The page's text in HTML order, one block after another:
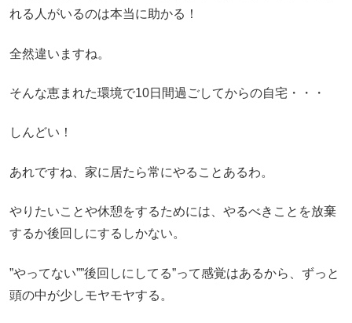
れる人がいるのは本当に助かる！
全然違いますね。
そんな恵まれた環境で10日間過ごしてからの自宅・・・
しんどい！
あれですね、家に居たら常にやることあるわ。
やりたいことや休憩をするためには、やるべきことを放棄
するか後回しにするしかない。
”やってない””後回しにしてる”って感覚はあるから、ずっと
頭の中が少しモヤモヤする。